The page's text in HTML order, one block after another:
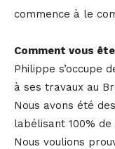
commence à le
Comment vous
Philippe s’occupe
à ses travaux au
Nous avons été
labélisant 100%
Nous voulions